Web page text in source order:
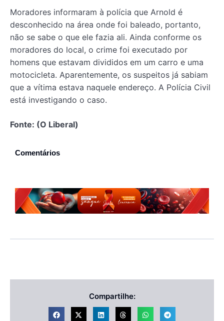
Moradores informaram à polícia que Arnold é
desconhecido na área onde foi baleado, portanto,
não se sabe o que ele fazia ali. Ainda conforme os
moradores do local, o crime foi executado por
homens que estavam divididos em um carro e uma
motocicleta. Aparentemente, os suspeitos já sabiam
que a vítima estava naquele endereço. A Polícia Civil
está investigando o caso.
Fonte: (O Liberal)
Comentários
Compartilhe: